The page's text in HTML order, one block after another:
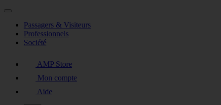
Passagers & Visiteurs
Professionnels
Société
AMP Store
Mon compte
Aide